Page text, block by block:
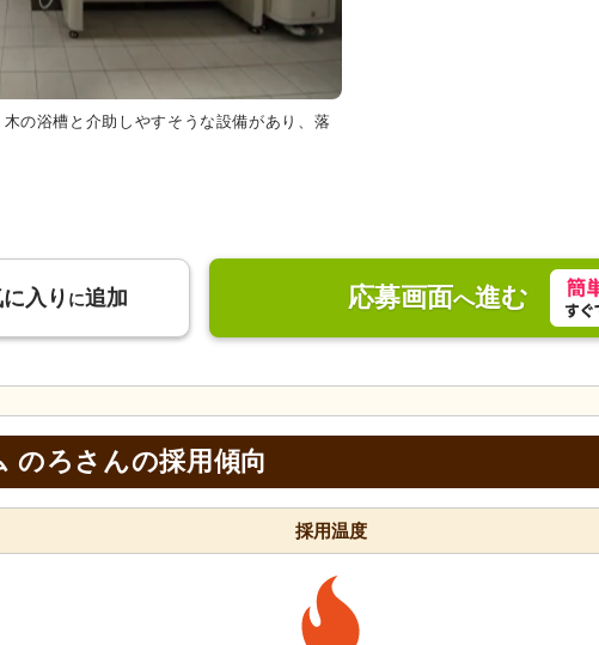
の浴槽と介助しやすそうな設備があり、落
入り に追加 応募画面へ進む
のろさんの採用傾向
採用温度